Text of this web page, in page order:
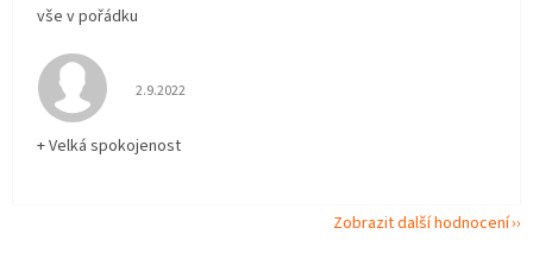
vše v pořádku
Hodnocení obchodu je 5 z 5 hvězdiček.
2.9.2022
+ Velká spokojenost
Zobrazit další hodnocení